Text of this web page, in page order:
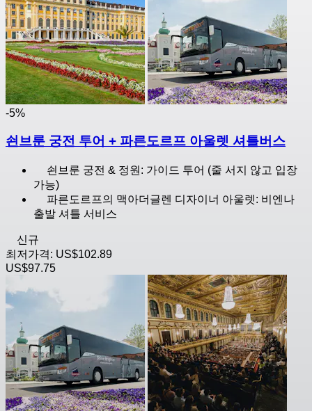
-5%
쇤브룬 궁전 투어 + 파른도르프 아울렛 셔틀버스
쇤브룬 궁전 & 정원: 가이드 투어 (줄 서지 않고 입장
가능)
파른도르프의 맥아더글렌 디자이너 아울렛: 비엔나
출발 셔틀 서비스
신규
최저가격: US$102.89
US$97.75